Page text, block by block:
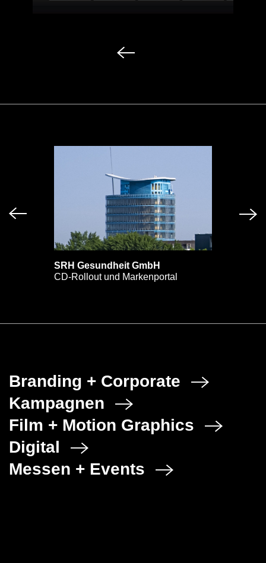
SRH Gesundheit GmbH
CD-Rollout und Markenportal
Branding + Corporate
Kampagnen
Film + Motion Graphics
Digital
Messen + Events